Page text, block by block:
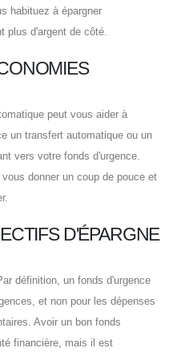
habituez à épargner
plus d'argent de côté.
peut vous aider à
un transfert automatique ou un
vers votre fonds d'urgence.
donner un coup de pouce et
D'ÉPARGNE
définition, un fonds d'urgence
et non pour les dépenses
Avoir un bon fonds
financière, mais il est